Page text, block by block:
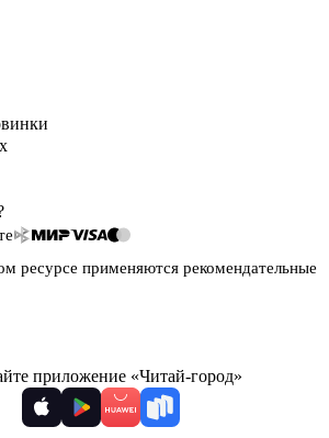
ресурсе применяются рекомендательные
приложение «Читай-город»